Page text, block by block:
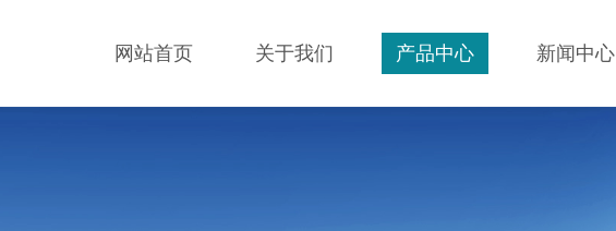
网站首页 关于我们 产品中心 新闻中心